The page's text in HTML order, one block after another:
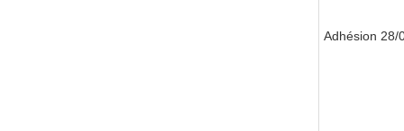
28/01/